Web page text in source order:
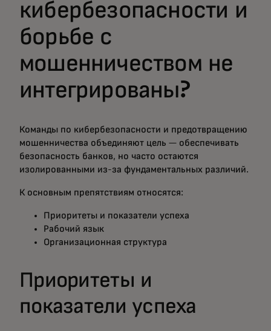
кибербезопасности и
борьбе с
мошенничеством не
интегрированы?
Команды по кибербезопасности и предотвращению
мошенничества объединяют цель — обеспечивать
безопасность банков, но часто остаются
изолированными из-за фундаментальных различий.
К основным препятствиям относятся:
Приоритеты и показатели успеха
Рабочий язык
Организационная структура
Приоритеты и
показатели успеха